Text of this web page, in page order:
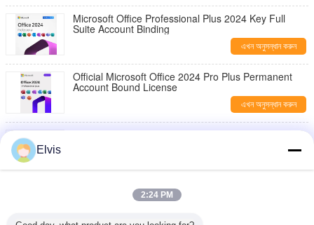
Microsoft Office Professional Plus 2024 Key Full
Suite Account Binding
এখন অনুসন্ধান করুন
Official Microsoft Office 2024 Pro Plus Permanent
Account Bound License
এখন অনুসন্ধান করুন
Microsoft Office 2024 Pro Plus Key Bind to Microsoft
Microsoft Office Pro 2024 Key 1 PC Install + Secure
Account Linking Guaranteed
Elvis
2:24 PM